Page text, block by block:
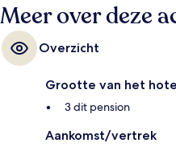
Meer over deze
Overzicht
Grootte van het
3 dit pension
Aankomst/vertrek